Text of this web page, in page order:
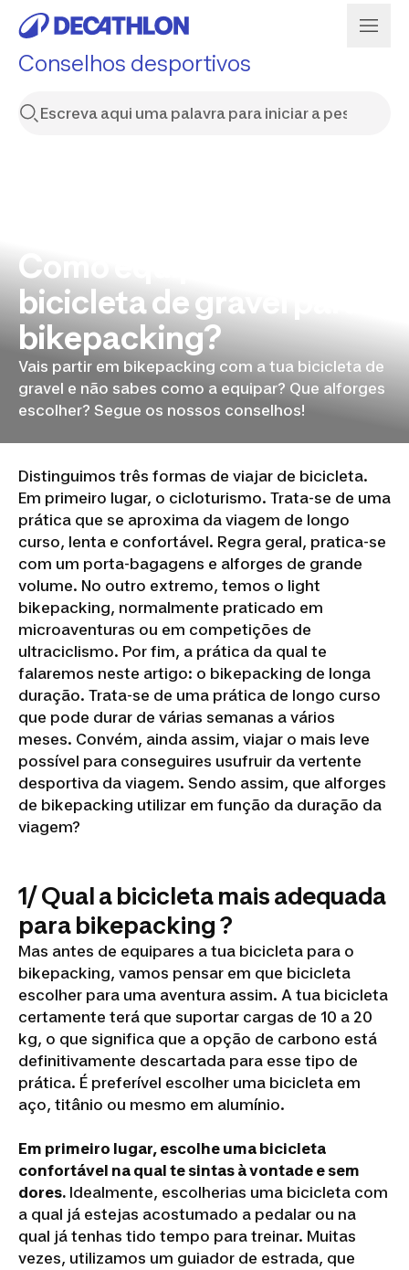
Conselhos desportivos
Como equipar a tua
bicicleta de gravel para
bikepacking?
Vais partir em bikepacking com a tua bicicleta de
gravel e não sabes como a equipar? Que alforges
escolher? Segue os nossos conselhos!
Distinguimos três formas de viajar de bicicleta.
Em primeiro lugar, o cicloturismo. Trata-se de uma
prática que se aproxima da viagem de longo
curso, lenta e confortável. Regra geral, pratica-se
com um porta-bagagens e alforges de grande
volume. No outro extremo, temos o light
bikepacking, normalmente praticado em
microaventuras ou em competições de
ultraciclismo. Por fim, a prática da qual te
falaremos neste artigo: o bikepacking de longa
duração. Trata-se de uma prática de longo curso
que pode durar de várias semanas a vários
meses. Convém, ainda assim, viajar o mais leve
possível para conseguires usufruir da vertente
desportiva da viagem. Sendo assim, que alforges
de bikepacking utilizar em função da duração da
viagem?
1/ Qual a bicicleta mais adequada
para bikepacking ?
Mas antes de equipares a tua bicicleta para o
bikepacking, vamos pensar em que bicicleta
escolher para uma aventura assim. A tua bicicleta
certamente terá que suportar cargas de 10 a 20
kg, o que significa que a opção de carbono está
definitivamente descartada para esse tipo de
prática. É preferível escolher uma bicicleta em
aço, titânio ou mesmo em alumínio.
Em primeiro lugar, escolhe uma bicicleta
confortável na qual te sintas à vontade e sem
dores. Idealmente, escolherias uma bicicleta com
a qual já estejas acostumado a pedalar ou na
qual já tenhas tido tempo para treinar. Muitas
vezes, utilizamos um guiador de estrada, que